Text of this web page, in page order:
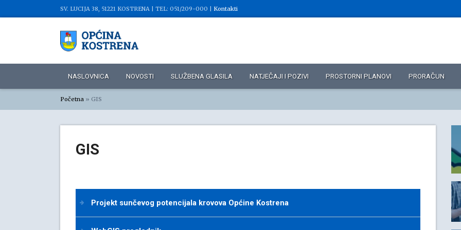
SV. LUCIJA 38, 51221 KOSTRENA | TEL: 051/209-000 | Kontakti
NASLOVNICA NOVOSTI SLUŽBENA GLASILA NATJEČAJI I POZIVI PROSTORNI PLANOVI PRORAČUN
Početna » GIS
GIS
Projekt sunčevog potencijala krovova Općine Kostrena